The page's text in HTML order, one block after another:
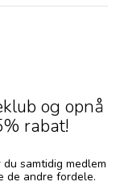
og opnå
rabat!
samtidig medlem
de andre fordele.